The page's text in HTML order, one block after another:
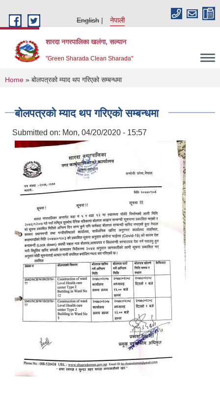
English
नेपाली
शारदा नगरपालिका खलंगा, सल्यान
"Green Sharada Clean Sharada"
You are here
Home » बोलपत्रको म्याद थप गरिएको सम्बन्धमा
बोलपत्रको म्याद थप गरिएको सम्बन्धमा
Submitted on: Mon, 04/20/2020 - 15:57